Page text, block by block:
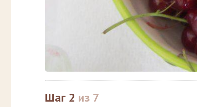
Шаг 2 из 7